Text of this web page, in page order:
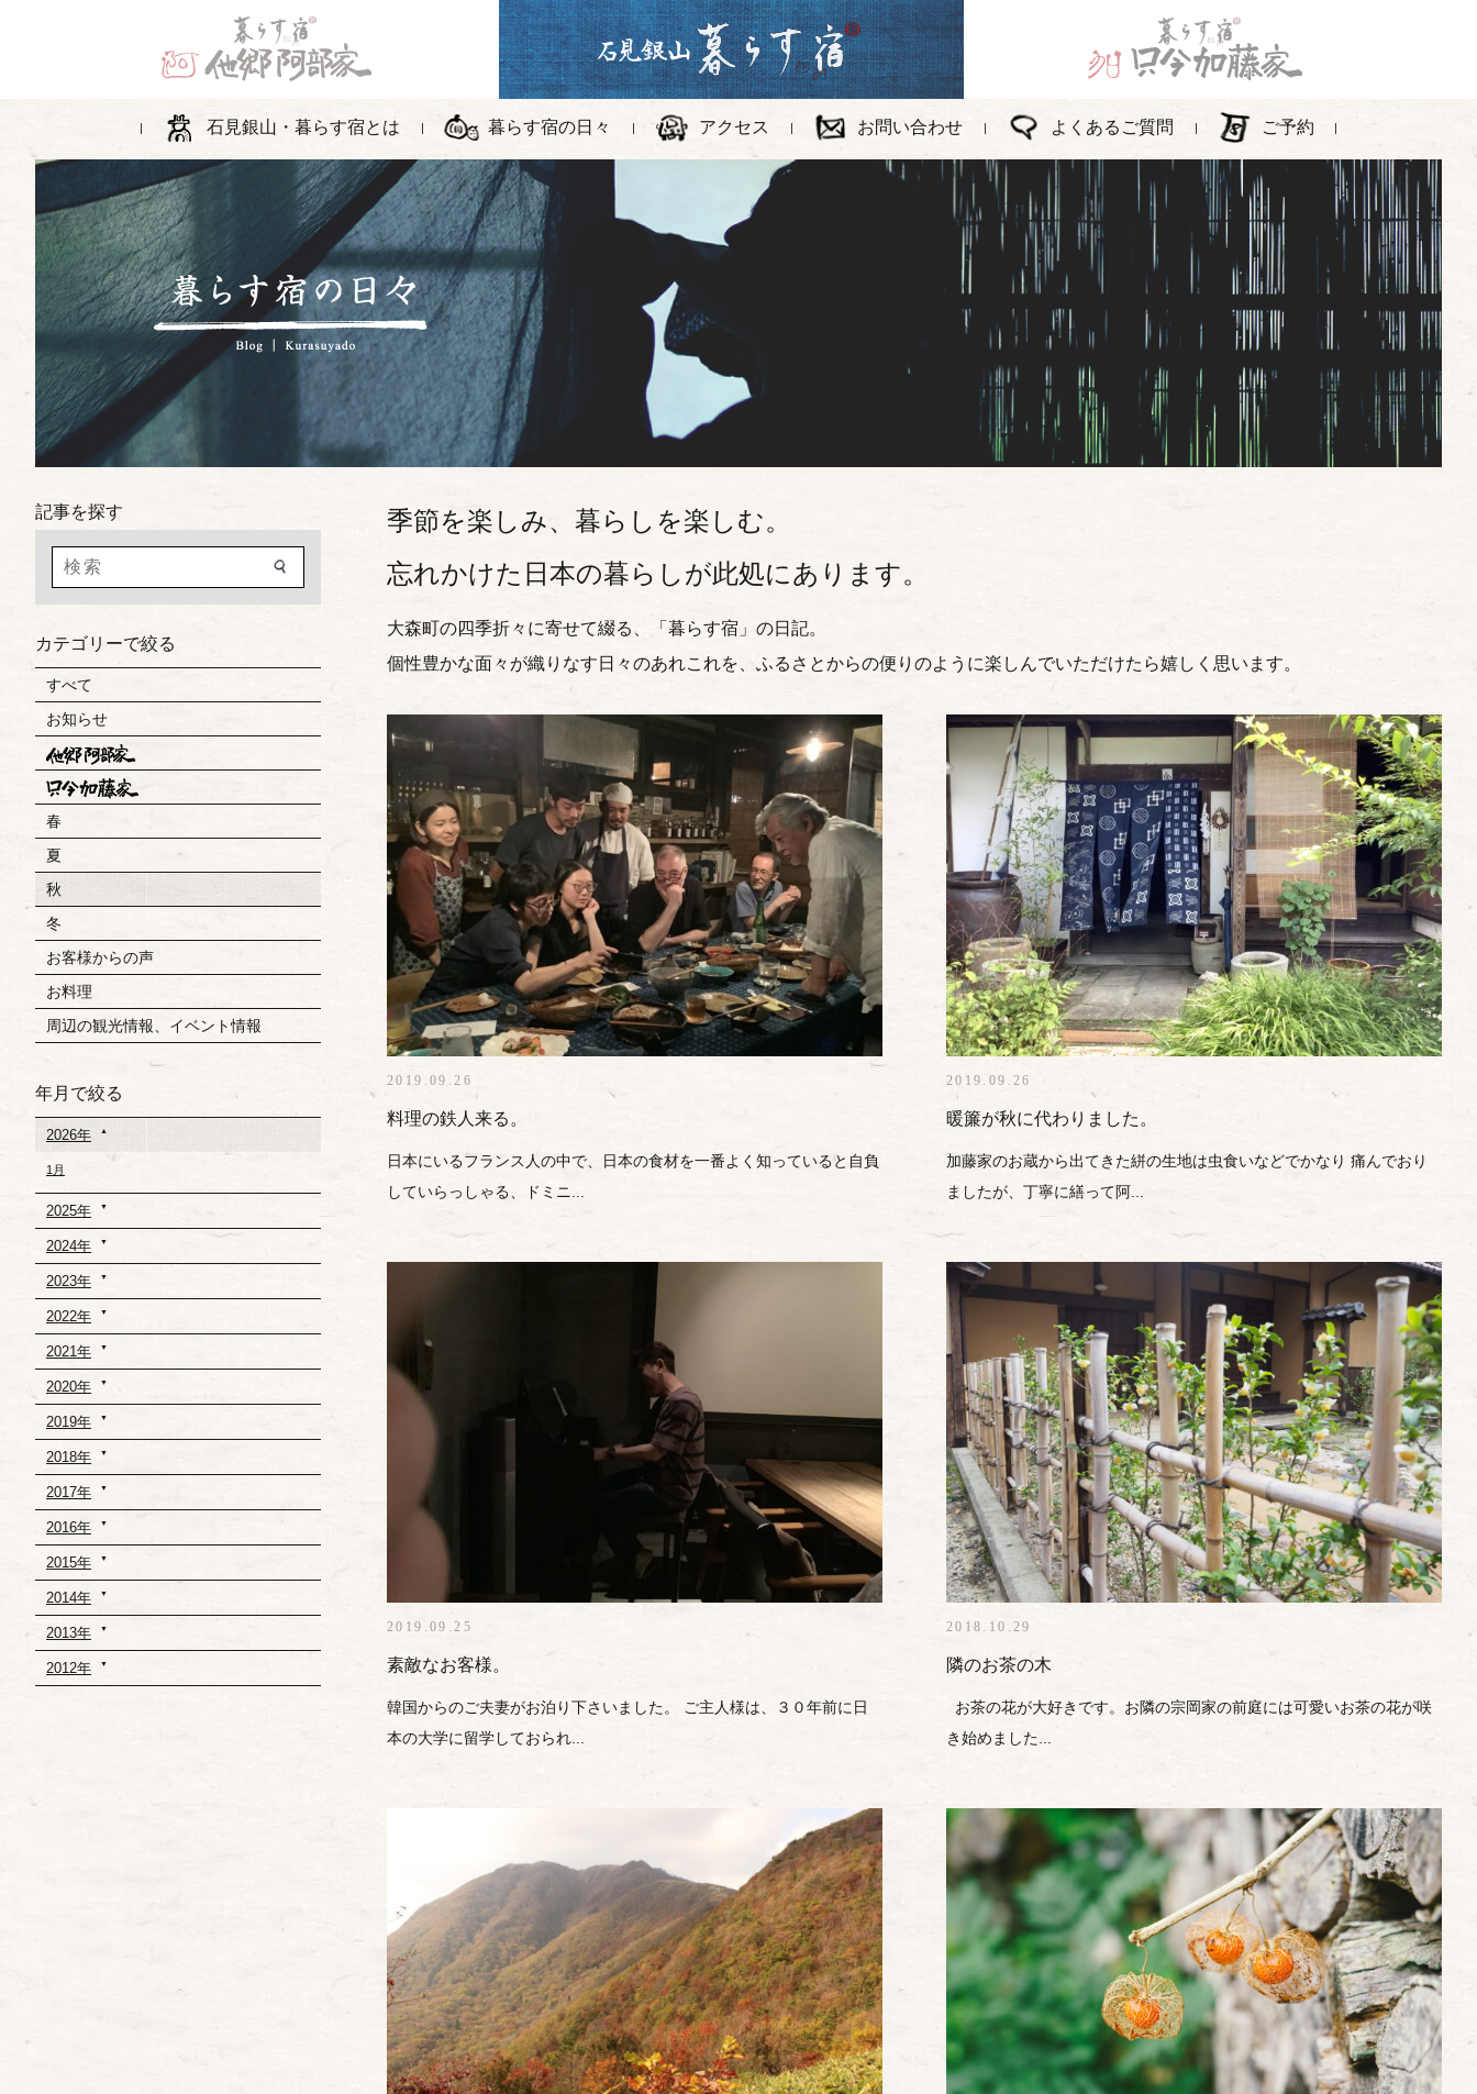
石見銀山・暮らす宿とは 暮らす宿の日々 アクセス お問い合わせ よくあるご質問 ご予約
季節を楽しみ、暮らしを楽しむ。
忘れかけた日本の暮らしが此処にあります。
大森町の四季折々に寄せて綴る、「暮らす宿」の日記。
個性豊かな面々が織りなす日々のあれこれを、ふるさとからの便りのように楽しんでいただけたら嬉しく思います。
2019.09.26
料理の鉄人来る。
日本にいるフランス人の中で、日本の食材を一番よく知っていると自負
していらっしゃる、ドミニ...
2019.09.26
暖簾が秋に代わりました。
加藤家のお蔵から出てきた絣の生地は虫食いなどでかなり 痛んでおり
ましたが、丁寧に繕って阿...
2019.09.25
素敵なお客様。
韓国からのご夫妻がお泊り下さいました。 ご主人様は、３０年前に日
本の大学に留学しておられ...
2018.10.29
隣のお茶の木
お茶の花が大好きです。お隣の宗岡家の前庭には可愛いお茶の花が咲
き始めました...
記事を探す
カテゴリーで絞る
すべて
お知らせ
春
夏
秋
冬
お客様からの声
お料理
周辺の観光情報、イベント情報
年月で絞る
2026年
1月
2025年
2024年
2023年
2022年
2021年
2020年
2019年
2018年
2017年
2016年
2015年
2014年
2013年
2012年